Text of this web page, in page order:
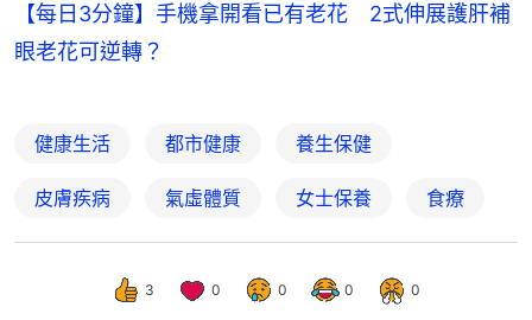
【每日3分鐘】手機拿開看已有老花 2式伸展護肝補
眼老花可逆轉？
健康生活 都市健康 養生保健
皮膚疾病 氣虛體質 女士保養 食療
3 0 0 0 0